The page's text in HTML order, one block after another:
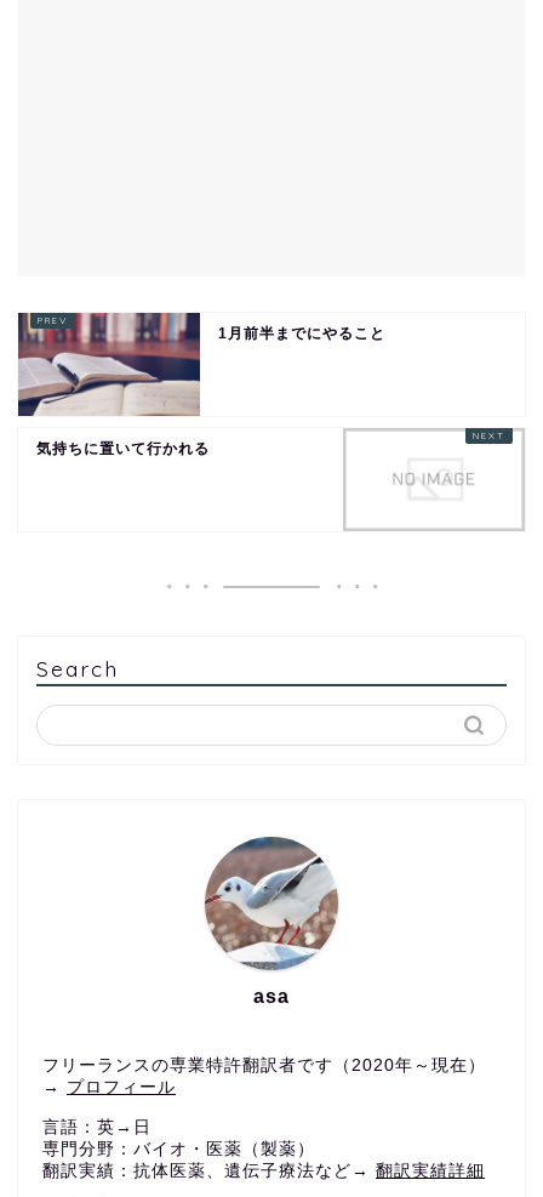
1月前半までにやること
気持ちに置いて行かれる
Search
asa
フリーランスの専業特許翻訳者です（2020年～現在）
→ プロフィール
言語：英→日
専門分野：バイオ・医薬（製薬）
翻訳実績：抗体医薬、遺伝子療法など→ 翻訳実績詳細